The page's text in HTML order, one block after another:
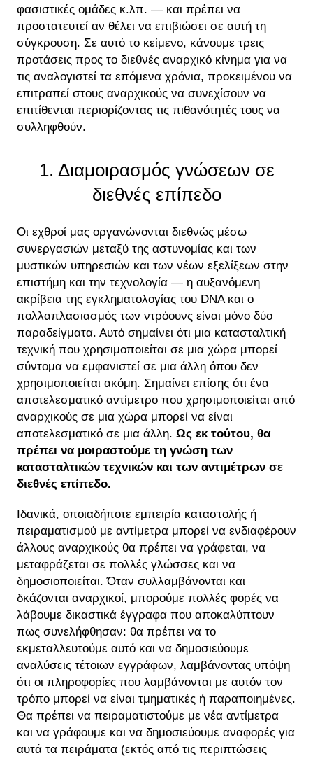
φασιστικές ομάδες κ.λπ. — και πρέπει να
προστατευτεί αν θέλει να επιβιώσει σε αυτή τη
σύγκρουση. Σε αυτό το κείμενο, κάνουμε τρεις
προτάσεις προς το διεθνές αναρχικό κίνημα για να
τις αναλογιστεί τα επόμενα χρόνια, προκειμένου να
επιτραπεί στους αναρχικούς να συνεχίσουν να
επιτίθενται περιορίζοντας τις πιθανότητές τους να
συλληφθούν.
1. Διαμοιρασμός γνώσεων σε
διεθνές επίπεδο
Οι εχθροί μας οργανώνονται διεθνώς μέσω
συνεργασιών μεταξύ της αστυνομίας και των
μυστικών υπηρεσιών και των νέων εξελίξεων στην
επιστήμη και την τεχνολογία — η αυξανόμενη
ακρίβεια της εγκληματολογίας του DNA και ο
πολλαπλασιασμός των ντρόουνς είναι μόνο δύο
παραδείγματα. Αυτό σημαίνει ότι μια κατασταλτική
τεχνική που χρησιμοποιείται σε μια χώρα μπορεί
σύντομα να εμφανιστεί σε μια άλλη όπου δεν
χρησιμοποιείται ακόμη. Σημαίνει επίσης ότι ένα
αποτελεσματικό αντίμετρο που χρησιμοποιείται από
αναρχικούς σε μια χώρα μπορεί να είναι
αποτελεσματικό σε μια άλλη. Ως εκ τούτου, θα
πρέπει να μοιραστούμε τη γνώση των
κατασταλτικών τεχνικών και των αντιμέτρων σε
διεθνές επίπεδο.
Ιδανικά, οποιαδήποτε εμπειρία καταστολής ή
πειραματισμού με αντίμετρα μπορεί να ενδιαφέρουν
άλλους αναρχικούς θα πρέπει να γράφεται, να
μεταφράζεται σε πολλές γλώσσες και να
δημοσιοποιείται. Όταν συλλαμβάνονται και
δκάζονται αναρχικοί, μπορούμε πολλές φορές να
λάβουμε δικαστικά έγγραφα που αποκαλύπτουν
πως συνελήφθησαν: θα πρέπει να το
εκμεταλλευτούμε αυτό και να δημοσιεύουμε
αναλύσεις τέτοιων εγγράφων, λαμβάνοντας υπόψη
ότι οι πληροφορίες που λαμβάνονται με αυτόν τον
τρόπο μπορεί να είναι τμηματικές ή παραποιημένες.
Θα πρέπει να πειραματιστούμε με νέα αντίμετρα
και να γράφουμε και να δημοσιεύουμε αναφορές για
αυτά τα πειράματα (εκτός από τις περιπτώσεις